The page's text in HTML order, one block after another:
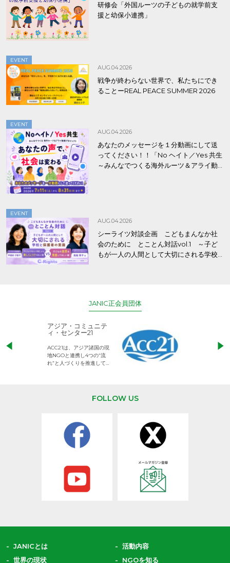
研修会「外国ルーツの子どもの就学前支
援と幼保小連携」
EVENT
AUG.04.2026
戦争が終わらない世界で、私たちにでき
ることーREAL PEACE SUMMER 2026
EVENT
AUG.04.2026
あなたのメッセージを１分動画にして送
ってください！！「No ヘイト／Yes 共生
～みんなでつくる海外ルーツ＆アライ動
EVENT
AUG.04.2026
シーライツ対談企画 こどもまんなか社
会のために とことん対話vol.1 ～子ど
もが一人の人間として大切にされる学校
JANIC正会員団体
アジア・コミュニテ
ィ・センター21
ACC21は、アジア諸国の現
地NGOと連携し4つの“流
れ”と人づくりを推進してい
児童労働のない
権利が守られた
FOLLOW US
JANICとは
活動内容
世界の現状
NGOを知る